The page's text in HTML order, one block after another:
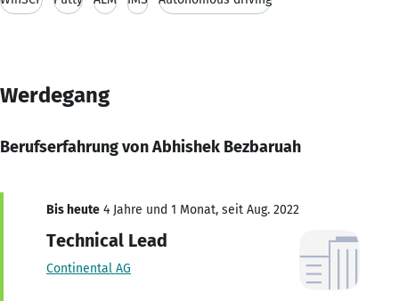
Werdegang
Berufserfahrung von Abhishek Bezbaruah
Bis heute 4 Jahre und 1 Monat, seit Aug. 2022
Technical Lead
Continental AG